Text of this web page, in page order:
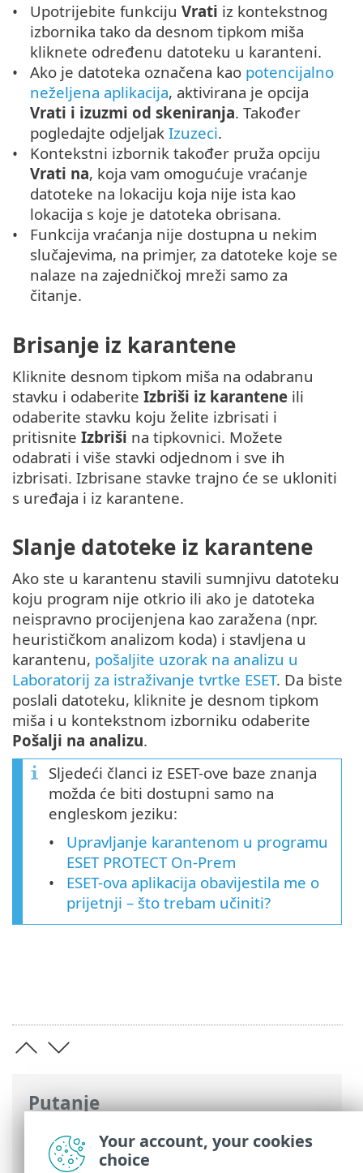
Putanje
ESET-ova online pomoć> ESET Endpoint
Security >Upotreba programa ESET
Upotrijebite funkcijuVrati iz kontekstnog
izbornika tako da desnom tipkom miša
kliknete određenu datoteku u karanteni.
Ako je datoteka označena kao potencijalno
neželjena aplikacija, aktivirana je opcija
Vrati i izuzmi od skeniranja. Također
pogledajte odjeljakIzuzeci.
Kontekstni izbornik također pruža opciju
Vrati na, koja vam omogućuje vraćanje
datoteke na lokaciju koja nije ista kao
lokacija s koje je datoteka obrisana.
Funkcija vraćanja nije dostupna u nekim
slučajevima, na primjer, za datoteke koje se
nalaze na zajedničkoj mreži samo za
čitanje.
Brisanje iz karantene
Kliknite desnom tipkom miša na odabranu
stavku i odaberite Izbriši iz karantene ili
odaberite stavku koju želite izbrisati i
pritisnite Izbriši na tipkovnici. Možete
odabrati i više stavki odjednom i sve ih
izbrisati. Izbrisane stavke trajno će se ukloniti
s uređaja i iz karantene.
Slanje datoteke iz karantene
Ako ste u karantenu stavili sumnjivu datoteku
koju program nije otkrio ili ako je datoteka
neispravno procijenjena kao zaražena (npr.
heurističkom analizom koda) i stavljena u
karantenu, pošaljite uzorak na analizu u
Laboratorij za istraživanje tvrtke ESET. Da biste
poslali datoteku, kliknite je desnom tipkom
miša i u kontekstnom izborniku odaberite
Pošalji na analizu.
Sljedeći članci iz ESET-ove baze znanja
možda će biti dostupni samo na
engleskom jeziku:
Upravljanje karantenom u programu
ESET PROTECT On-Prem
ESET-ova aplikacija obavijestila me o
prijetnji – što trebam učiniti?
Your account, your cookies
choice